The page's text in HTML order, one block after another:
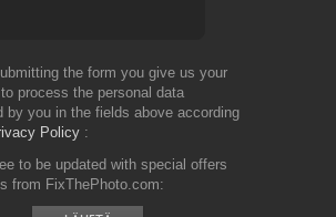
the form you give us your
process the personal data
by you in the fields above according
Policy
to be updated with special offers
from FixThePhoto.com